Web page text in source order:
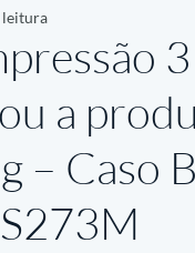
a
– Caso
leitura